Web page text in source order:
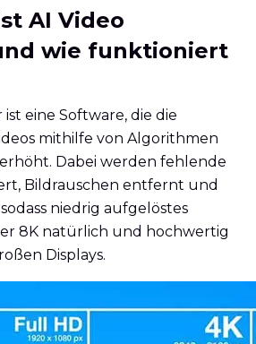
AI Video
wie funktioniert
ist eine Software, die die
mithilfe von Algorithmen
Dabei werden fehlende
Bildrauschen entfernt und
niedrig aufgelöstes
8K natürlich und hochwertig
Displays.